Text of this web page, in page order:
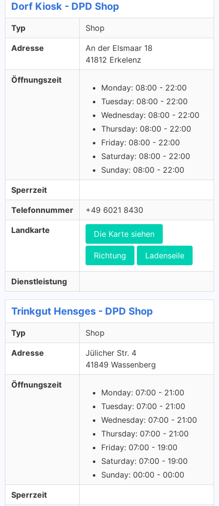
Dorf Kiosk - DPD Shop
Typ Shop
Adresse
An der Elsmaar 18
41812 Erkelenz
Öffnungszeit
Monday: 08:00 - 22:00
Tuesday: 08:00 - 22:00
Wednesday: 08:00 - 22:00
Thursday: 08:00 - 22:00
Friday: 08:00 - 22:00
Saturday: 08:00 - 22:00
Sunday: 08:00 - 22:00
Sperrzeit
Telefonnummer +49 6021 8430
Landkarte Die Karte siehen
Richtung Ladenseile
Dienstleistung
Trinkgut Hensges - DPD Shop
Typ Shop
Adresse
Jülicher Str. 4
41849 Wassenberg
Öffnungszeit
Monday: 07:00 - 21:00
Tuesday: 07:00 - 21:00
Wednesday: 07:00 - 21:00
Thursday: 07:00 - 21:00
Friday: 07:00 - 19:00
Saturday: 07:00 - 19:00
Sunday: 00:00 - 00:00
Sperrzeit